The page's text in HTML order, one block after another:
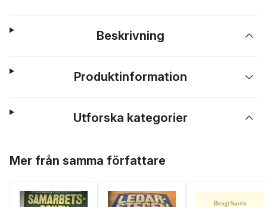
Beskrivning
Produktinformation
Utforska kategorier
Mer från samma författare